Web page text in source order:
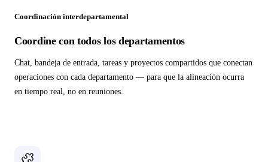
Coordinación interdepartamental
Coordine con todos los departamentos
Chat, bandeja de entrada, tareas y proyectos compartidos que conectan
operaciones con cada departamento — para que la alineación ocurra
en tiempo real, no en reuniones.